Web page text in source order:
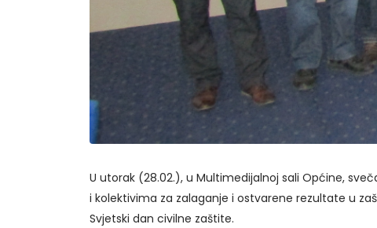
U utorak (28.02.), u Multimedijalnoj sali Općine,
i kolektivima za zalaganje i ostvarene rezultate u
Svjetski dan civilne zaštite.